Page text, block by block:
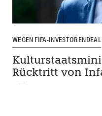
WEGEN FIFA-INVESTORENDEAL
Rücktritt von